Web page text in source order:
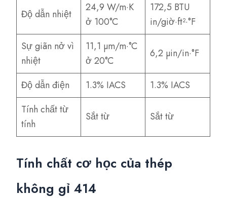
Độ dẫn nhiệt
24,9 W/m·K
ở 100°C
172,5 BTU
in/giờ·ft²·°F
Sự giãn nở vì
nhiệt
11,1 µm/m·°C
ở 20°C
6,2 µin/in·°F
Độ dẫn điện 1.3% IACS
1.3% IACS
Tính chất từ
tính
Sắt từ Sắt từ
Tính chất cơ học của thép
không gỉ 414